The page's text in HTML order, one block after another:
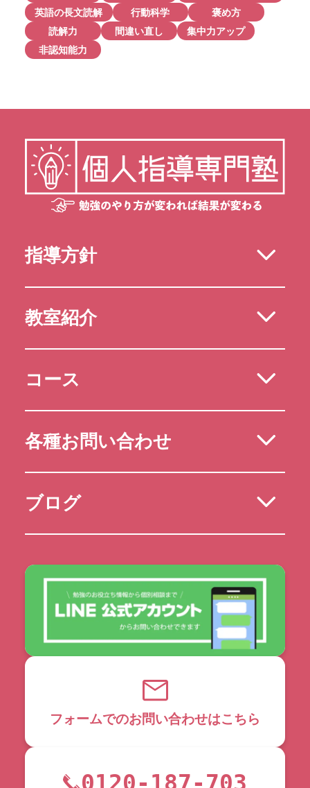
英語の長文読解
行動科学
褒め方
読解力
間違い直し
集中力アップ
非認知能力
指導方針
教室紹介
コース
各種お問い合わせ
ブログ
フォームでのお問い合わせはこちら
0120-187-703